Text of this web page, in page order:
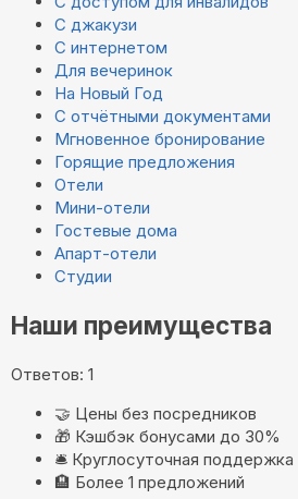
С джакузи
С интернетом
Для вечеринок
На Новый Год
С отчётными документами
Мгновенное бронирование
Горящие предложения
Отели
Мини-отели
Гостевые дома
Апарт-отели
Студии
Наши преимущества
Ответов: 1
🤝 Цены без посредников
🎁 Кэшбэк бонусами до 30%
🛎️ Круглосуточная поддержка
🏨 Более 1 предложений